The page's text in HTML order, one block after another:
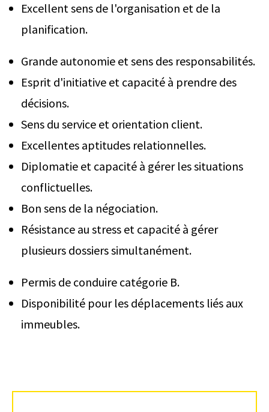
Excellent sens de l'organisation et de la
planification.
Grande autonomie et sens des responsabilités.
Esprit d'initiative et capacité à prendre des
décisions.
Sens du service et orientation client.
Excellentes aptitudes relationnelles.
Diplomatie et capacité à gérer les situations
conflictuelles.
Bon sens de la négociation.
Résistance au stress et capacité à gérer
plusieurs dossiers simultanément.
Permis de conduire catégorie B.
Disponibilité pour les déplacements liés aux
immeubles.